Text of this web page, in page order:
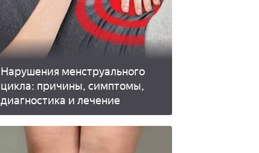
Нарушения менструального
цикла: причины, симптомы,
диагностика и лечение